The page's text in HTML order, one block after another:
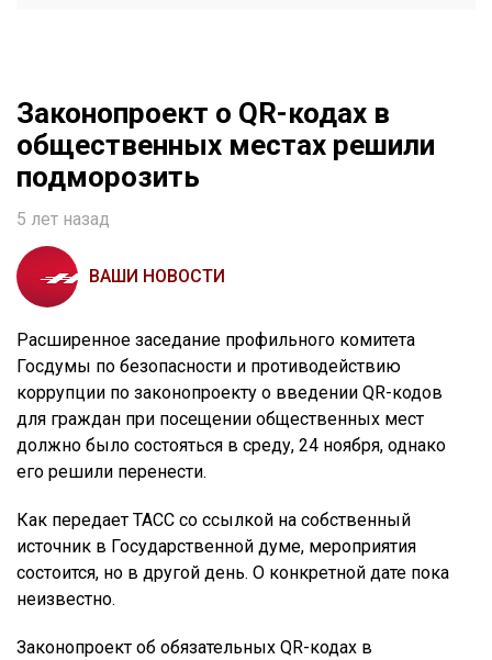
Законопроект о QR-кодах в
общественных местах решили
подморозить
5 лет назад
ВАШИ НОВОСТИ
Расширенное заседание профильного комитета
Госдумы по безопасности и противодействию
коррупции по законопроекту о введении QR-кодов
для граждан при посещении общественных мест
должно было состояться в среду, 24 ноября, однако
его решили перенести.
Как передает ТАСС со ссылкой на собственный
источник в Государственной думе, мероприятия
состоится, но в другой день. О конкретной дате пока
неизвестно.
Законопроект об обязательных QR-кодах в